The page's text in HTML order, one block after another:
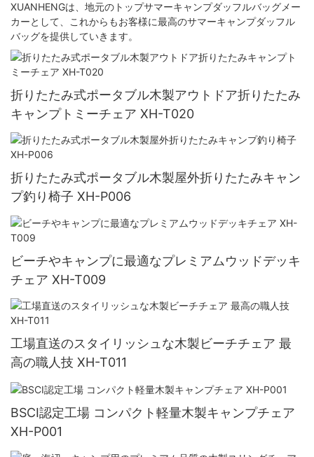
XUANHENGは、地元のトップサマーキャンプダッフルバッグメー
カーとして、これからもお客様に最高のサマーキャンプダッフル
バッグを提供していきます。
折りたたみ式ポータブル木製アウトドア折りたたみ
キャンプトミーチェア XH-T020
折りたたみ式ポータブル木製屋外折りたたみキャン
プ釣り椅子 XH-P006
ビーチやキャンプに最適なプレミアムウッドデッキ
チェア XH-T009
工場直送のスタイリッシュな木製ビーチチェア 最
高の職人技 XH-T011
BSCI認定工場 コンパクト軽量木製キャンプチェア
XH-P001